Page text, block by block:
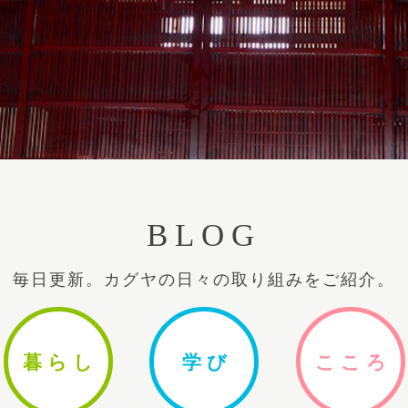
BLOG
毎日更新。カグヤの日々の取り組みをご紹介。
暮ら し 学 び ここ ろ